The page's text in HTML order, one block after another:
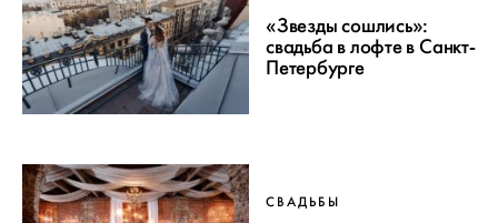
«Звезды сошлись»:
свадьба в лофте в Санкт-
Петербурге
СВАДЬБЫ